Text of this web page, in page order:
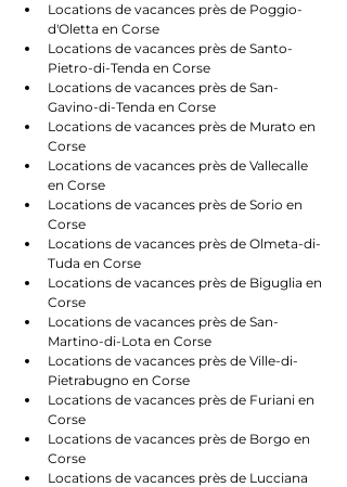
Locations de vacances près de Poggio-
d'Oletta en Corse
Locations de vacances près de Santo-
Pietro-di-Tenda en Corse
Locations de vacances près de San-
Gavino-di-Tenda en Corse
Locations de vacances près de Murato en
Corse
Locations de vacances près de Vallecalle
en Corse
Locations de vacances près de Sorio en
Corse
Locations de vacances près de Olmeta-di-
Tuda en Corse
Locations de vacances près de Biguglia en
Corse
Locations de vacances près de San-
Martino-di-Lota en Corse
Locations de vacances près de Ville-di-
Pietrabugno en Corse
Locations de vacances près de Furiani en
Corse
Locations de vacances près de Borgo en
Corse
Locations de vacances près de Lucciana